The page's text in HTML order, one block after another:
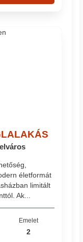
életformát
limitált
Ak...
Emelet
2